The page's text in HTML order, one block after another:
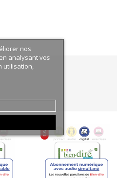
nos
analysant vos